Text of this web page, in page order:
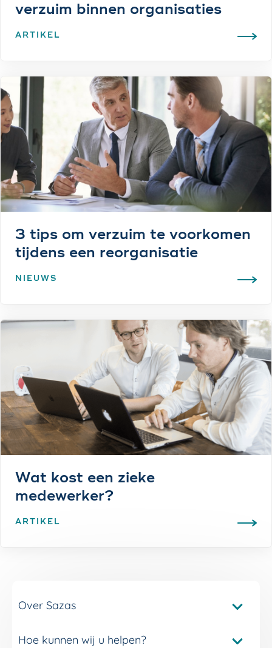
verzuim binnen organisaties
ARTIKEL
3 tips om verzuim te voorkomen
tijdens een reorganisatie
NIEUWS
Wat kost een zieke
medewerker?
ARTIKEL
Over Sazas
Pakketvergelijker Sazas
Hoe kunnen wij u helpen?